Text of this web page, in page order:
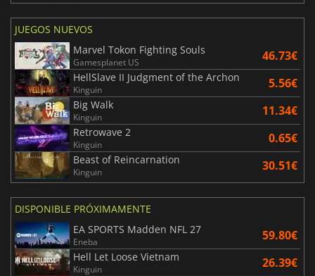
JUEGOS NUEVOS
Marvel Tokon Fighting Souls
Gamesplanet US 46.73€
HellSlave II Judgment of the Archon
Kinguin 5.56€
Big Walk
Kinguin 11.34€
Retrowave 2
Kinguin 0.65€
Beast of Reincarnation
Kinguin 30.51€
DISPONIBLE PRÓXIMAMENTE
EA SPORTS Madden NFL 27
Eneba 59.80€
Hell Let Loose Vietnam
Kinguin 26.39€